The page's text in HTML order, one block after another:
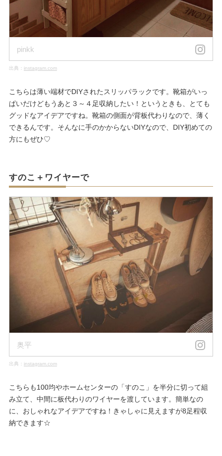
pinkk
出典： instagram.com
こちらは薄い端材でDIYされたスリッパラックです。靴箱がいっ
ぱいだけどもうあと３～４足収納したい！というときも、とても
グッドなアイデアですね。靴箱の側面が背板代わりなので、薄く
できるんです。そんなに手のかからないDIYなので、DIY初めての
方にもぜひ♡
すのこ＋ワイヤーで
奥平
出典： instagram.com
こちらも100均やホームセンターの「すのこ」を半分に切って組
み立て、中間に板代わりのワイヤーを渡しています。簡単なの
に、おしゃれなアイデアですね！きゃしゃに見えますが8足程収
納できます☆